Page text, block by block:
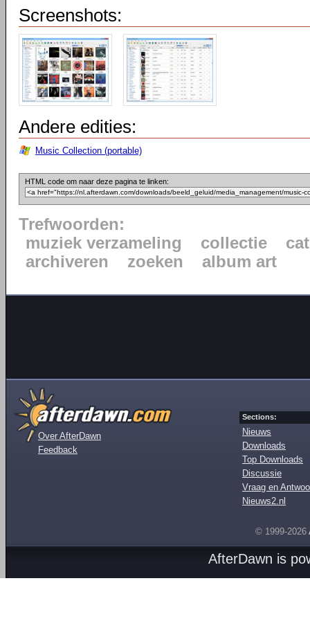
Screenshots:
Andere edities:
Music Collection (portable)
HTML code om naar deze pagina te linken:
Trefwoorden:
muziek verzameling
collectie
archiveren
zoeken album art
Over AfterDawn
Feedback
Sections:
Nieuws
Downloads
Top Downloads
Discussie
Vraag en
Nieuws2.nl
© 1999-2026
AfterDawn is